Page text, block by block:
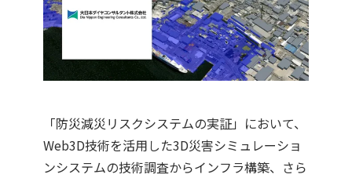
「防災減災リスクシステムの実証」において、
Web3D技術を活用した3D災害シミュレーショ
ンシステムの技術調査からインフラ構築、さら